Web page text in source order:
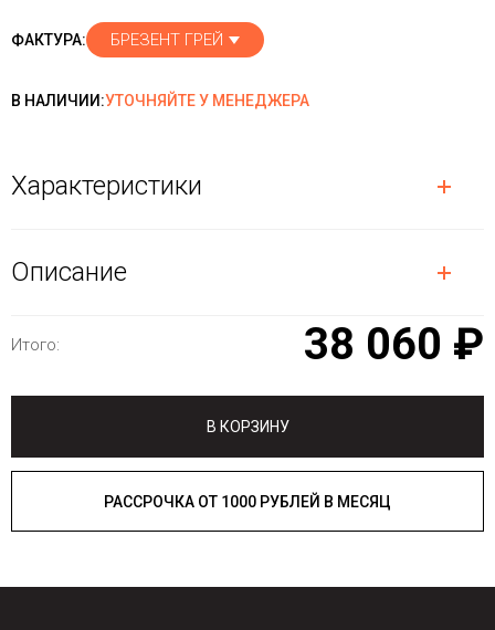
ФАКТУРА: БРЕЗЕНТ ГРЕЙ
В НАЛИЧИИ:УТОЧНЯЙТЕ У МЕНЕДЖЕРА
Характеристики
Описание
Итого: 38 060 ₽
В КОРЗИНУ
РАССРОЧКА ОТ 1000 РУБЛЕЙ В МЕСЯЦ